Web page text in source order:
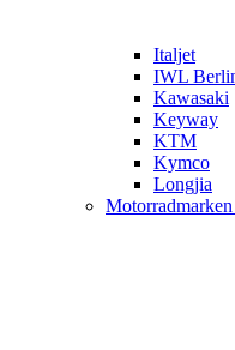
Italjet
IWL
Kawasaki
Keyway
KTM
Kymco
Longjia